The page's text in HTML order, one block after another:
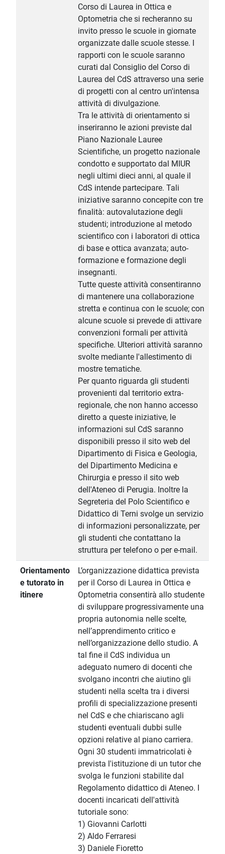
Corso di Laurea in Ottica e
Optometria che si recheranno su
invito presso le scuole in giornate
organizzate dalle scuole stesse. I
rapporti con le scuole saranno
curati dal Consiglio del Corso di
Laurea del CdS attraverso una serie
di progetti con al centro un'intensa
attività di divulgazione.
Tra le attività di orientamento si
inseriranno le azioni previste dal
Piano Nazionale Lauree
Scientifiche, un progetto nazionale
condotto e supportato dal MIUR
negli ultimi dieci anni, al quale il
CdS intende partecipare. Tali
iniziative saranno concepite con tre
finalità: autovalutazione degli
studenti; introduzione al metodo
scientifico con i laboratori di ottica
di base e ottica avanzata; auto-
formazione e formazione degli
insegnanti.
Tutte queste attività consentiranno
di mantenere una collaborazione
stretta e continua con le scuole; con
alcune scuole si prevede di attivare
convenzioni formali per attività
specifiche. Ulteriori attività saranno
svolte mediante l'allestimento di
mostre tematiche.
Per quanto riguarda gli studenti
provenienti dal territorio extra-
regionale, che non hanno accesso
diretto a queste iniziative, le
informazioni sul CdS saranno
disponibili presso il sito web del
Dipartimento di Fisica e Geologia,
del Dipartimento Medicina e
Chirurgia e presso il sito web
dell'Ateneo di Perugia. Inoltre la
Segreteria del Polo Scientifico e
Didattico di Terni svolge un servizio
di informazioni personalizzate, per
gli studenti che contattano la
struttura per telefono o per e-mail.
Orientamento
e tutorato in
itinere
L’organizzazione didattica prevista
per il Corso di Laurea in Ottica e
Optometria consentirà allo studente
di sviluppare progressivamente una
propria autonomia nelle scelte,
nell’apprendimento critico e
nell’organizzazione dello studio. A
tal fine il CdS individua un
adeguato numero di docenti che
svolgano incontri che aiutino gli
studenti nella scelta tra i diversi
profili di specializzazione presenti
nel CdS e che chiariscano agli
studenti eventuali dubbi sulle
opzioni relative al piano carriera.
Ogni 30 studenti immatricolati è
prevista l'istituzione di un tutor che
svolga le funzioni stabilite dal
Regolamento didattico di Ateneo. I
docenti incaricati dell'attività
tutoriale sono:
1) Giovanni Carlotti
2) Aldo Ferraresi
3) Daniele Fioretto